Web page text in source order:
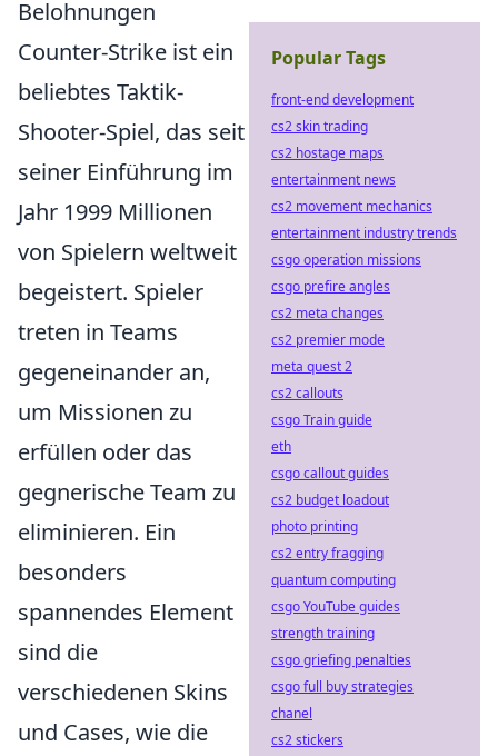
Belohnungen
Counter-Strike ist ein
beliebtes Taktik-
Shooter-Spiel, das seit
seiner Einführung im
Jahr 1999 Millionen
von Spielern weltweit
begeistert. Spieler
treten in Teams
gegeneinander an,
um Missionen zu
erfüllen oder das
gegnerische Team zu
eliminieren. Ein
besonders
spannendes Element
sind die
verschiedenen Skins
und Cases, wie die
Popular Tags
front-end development
cs2 skin trading
cs2 hostage maps
entertainment news
cs2 movement mechanics
entertainment industry trends
csgo operation missions
csgo prefire angles
cs2 meta changes
cs2 premier mode
meta quest 2
cs2 callouts
csgo Train guide
eth
csgo callout guides
cs2 budget loadout
photo printing
cs2 entry fragging
quantum computing
csgo YouTube guides
strength training
csgo griefing penalties
csgo full buy strategies
chanel
cs2 stickers